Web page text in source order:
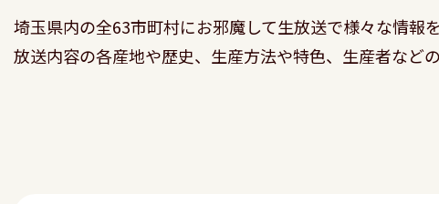
埼玉県内の全63市町村にお邪魔して生放送で様々な情報
放送内容の各産地や歴史、生産方法や特色、生産者など